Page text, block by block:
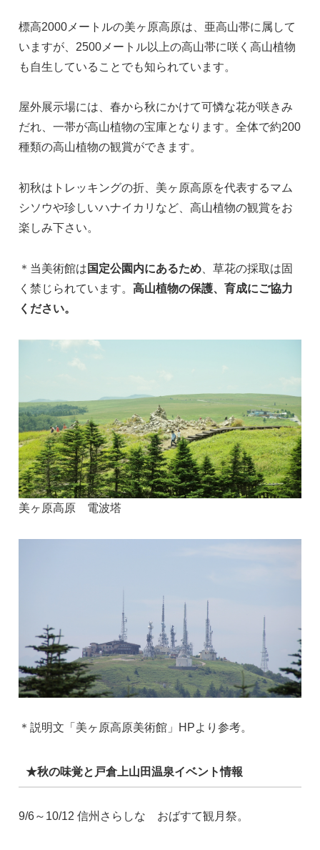
標高2000メートルの美ヶ原高原は、亜高山帯に属して
いますが、2500メートル以上の高山帯に咲く高山植物
も自生していることでも知られています。
屋外展示場には、春から秋にかけて可憐な花が咲きみ
だれ、一帯が高山植物の宝庫となります。全体で約200
種類の高山植物の観賞ができます。
初秋はトレッキングの折、美ヶ原高原を代表するマム
シソウや珍しいハナイカリなど、高山植物の観賞をお
楽しみ下さい。
＊当美術館は 国定公園内にあるため 、草花の採取は固
く禁じられています。 高山植物の保護、育成にご協力
ください。
美ヶ原高原 電波塔
＊説明文「美ヶ原高原美術館」HPより参考。
★秋の味覚と戸倉上山田温泉イベント情報
9/6～10/12 信州さらしな おばすて観月祭。